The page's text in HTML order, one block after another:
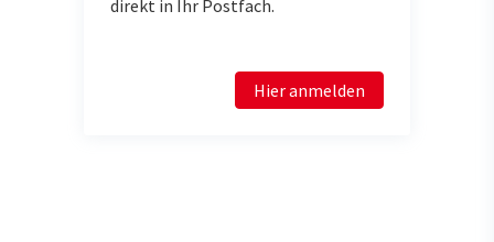
direkt in Ihr Postfach.
Hier anmelden